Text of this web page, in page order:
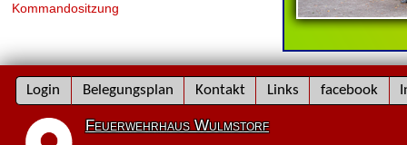
Kommandositzung
Navigation
überspringen
Login Belegungsplan Kontakt Links facebook
Feuerwehrhaus Wulmstorf